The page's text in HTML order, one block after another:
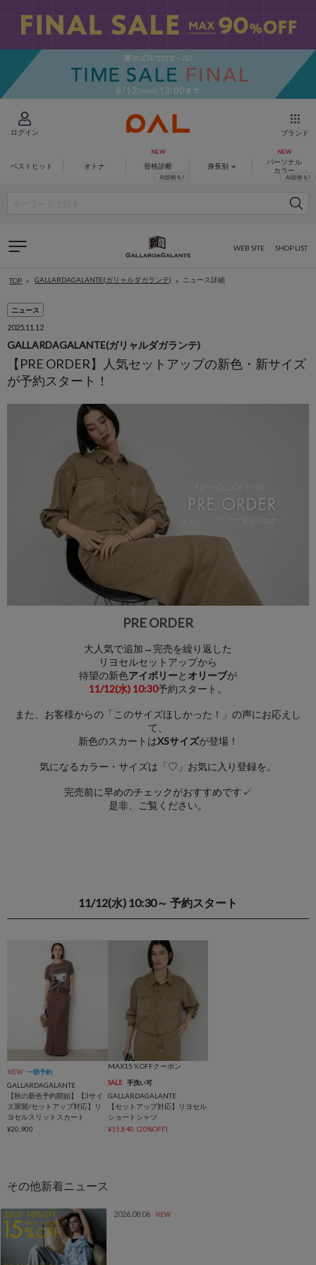
ログイン ブランド
ベストヒット オトナ 骨格診断 身長別
パーソナル
カラー
SHOP LIST
WEB SITE
TOP GALLARDAGALANTE(ガリャルダガランテ) ニュース詳細
ニュース
2025.11.12
GALLARDAGALANTE(ガリャルダガランテ)
【PRE ORDER】人気セットアップの新色・新サイズ
が予約スタート！
PRE ORDER
大人気で追加→完売を繰り返した
リヨセルセットアップから
待望の新色アイボリーと オリーブが
11/12(水) 10:30予約スタート。
また、お客様からの「このサイズほしかった！」の声にお応えし
て、
新色のスカートはXSサイズが登場！
気になるカラー・サイズは「♡」お気に入り登録を。
完売前に早めのチェックがおすすめです✓
是非、ご覧ください。
11/12(水) 10:30～ 予約スタート
NEW 一部予約
GALLARDAGALANTE
【秋の新色予約開始】【3サイ
ズ展開/セットアップ対応】リ
ヨセルスリットスカート
¥20,900
MAX15％OFFクーポン
SALE 手洗い可
GALLARDAGALANTE
【セットアップ対応】リヨセル
ショートシャツ
¥15,840 (20%OFF)
2026.08.06 NEW